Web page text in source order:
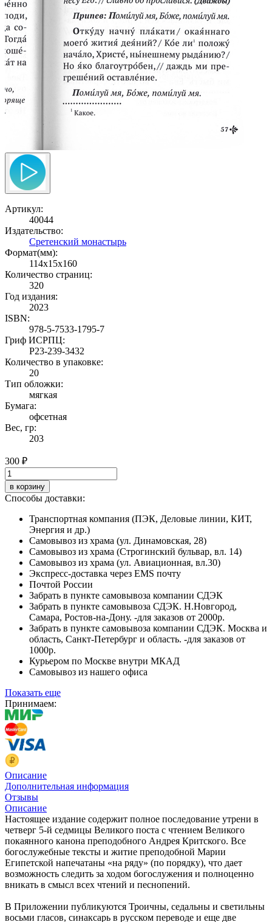
Артикул:
40044
Издательство:
Сретенский монастырь
Формат(мм):
114x15x160
Количество страниц:
320
Год издания:
2023
ISBN:
978-5-7533-1795-7
Гриф ИСРПЦ:
Р23-239-3432
Количество в упаковке:
20
Тип обложки:
мягкая
Бумага:
офсетная
Вес, гр:
203
300 ₽
в корзину
Способы доставки:
Транспортная компания (ПЭК, Деловые линии, КИТ,
Энергия и др.)
Самовывоз из храма (ул. Динамовская, 28)
Самовывоз из храма (Строгинский бульвар, вл. 14)
Самовывоз из храма (ул. Авиационная, вл.30)
Экспресс-доставка через EMS почту
Почтой России
Забрать в пункте самовывоза компании СДЭК
Забрать в пункте самовывоза СДЭК. Н.Новгород,
Самара, Ростов-на-Дону. -для заказов от 2000р.
Забрать в пункте самовывоза компании СДЭК. Москва и
область, Санкт-Петербург и область. -для заказов от
1000р.
Курьером по Москве внутри МКАД
Самовывоз из нашего офиса
Показать еще
Принимаем:
Описание
Дополнительная информация
Отзывы
Описание
Настоящее издание содержит полное последование утрени в
четверг 5-й седмицы Великого поста с чтением Великого
покаянного канона преподобного Андрея Критского. Все
богослужебные тексты и житие преподобной Марии
Египетской напечатаны «на ряду» (по порядку), что дает
возможность следить за ходом богослужения и полноценно
вникать в смысл всех чтений и песнопений.
В Приложении публикуются Троичны, седальны и светильны
восьми гласов, синаксарь в русском переводе и еще две